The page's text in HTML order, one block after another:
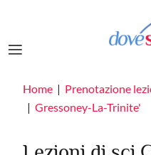
Home
Prenotazione
Gressoney-La-Trinite'